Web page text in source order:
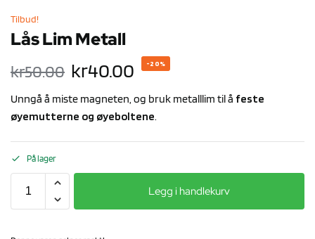
Tilbud!
Lås Lim Metall
kr50.00 kr40.00 -20%
Unngå å miste magneten, og bruk metalllim til å feste
øyemutterne og øyeboltene.
På lager
Legg i handlekurv